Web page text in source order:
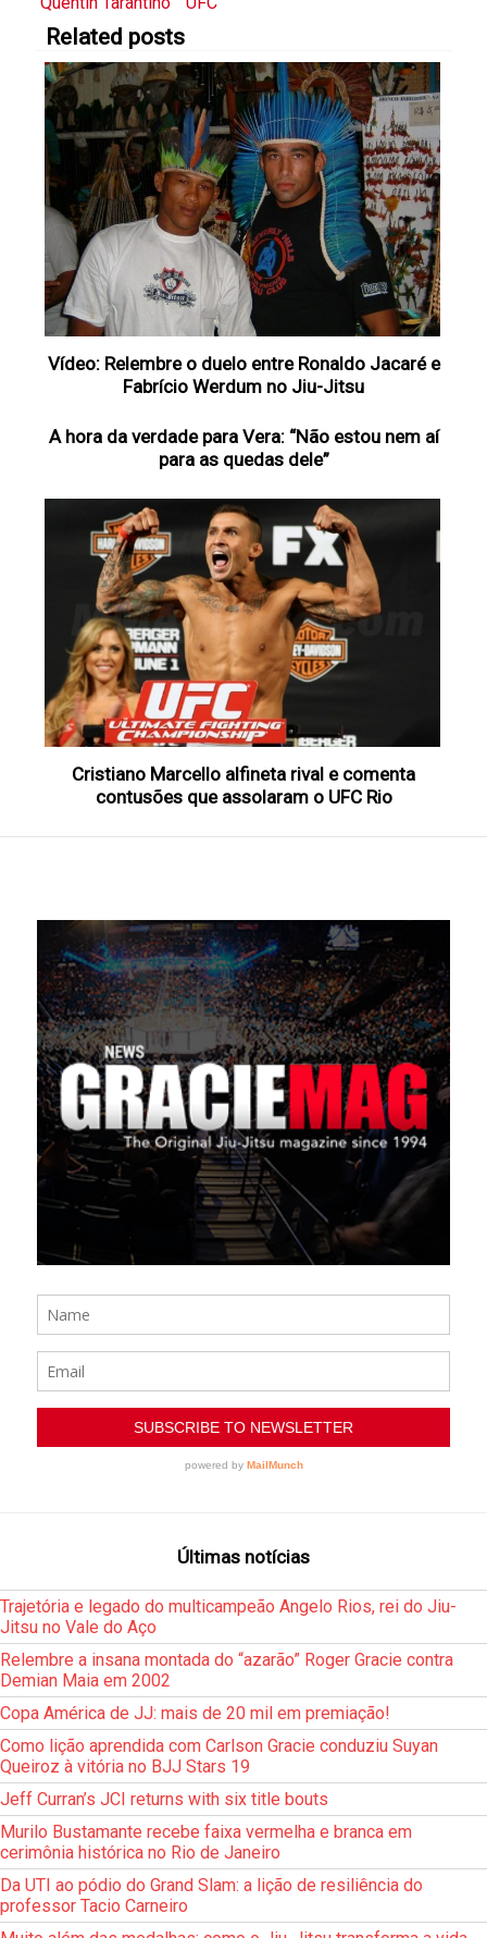
Related posts
Vídeo: Relembre o duelo entre Ronaldo Jacaré e
Fabrício Werdum no Jiu-Jitsu
A hora da verdade para Vera: “Não estou nem aí
para as quedas dele”
Cristiano Marcello alfineta rival e comenta
contusões que assolaram o UFC Rio
Últimas notícias
Trajetória e legado do multicampeão Angelo Rios, rei do Jiu-
Jitsu no Vale do Aço
Relembre a insana montada do “azarão” Roger Gracie contra
Demian Maia em 2002
Copa América de JJ: mais de 20 mil em premiação!
Como lição aprendida com Carlson Gracie conduziu Suyan
Queiroz à vitória no BJJ Stars 19
Jeff Curran’s JCI returns with six title bouts
Murilo Bustamante recebe faixa vermelha e branca em
cerimônia histórica no Rio de Janeiro
Da UTI ao pódio do Grand Slam: a lição de resiliência do
professor Tacio Carneiro